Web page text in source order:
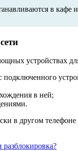
в кафе
устройствах
в ней;
в другом